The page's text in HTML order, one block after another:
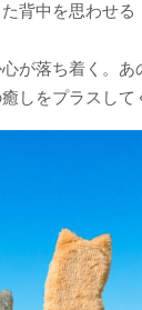
背中を思わせ
心が落ち着く。
しをプラスし